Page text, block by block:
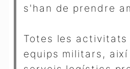
s'han de prendre
Totes les
equips militars, així